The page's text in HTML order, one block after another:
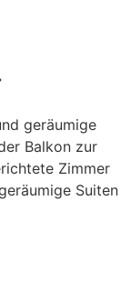
geräumige
Balkon zur
Zimmer
Suiten